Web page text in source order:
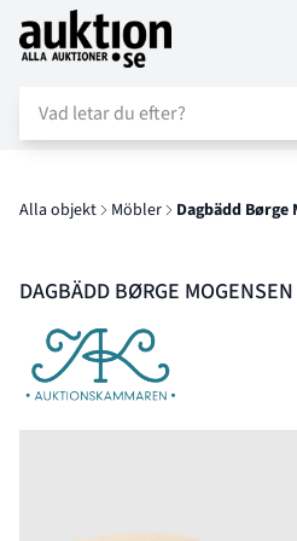
Auktion.se
Alla objekt Möbler Dagbädd Børge
DAGBÄDD BØRGE MOGENSEN